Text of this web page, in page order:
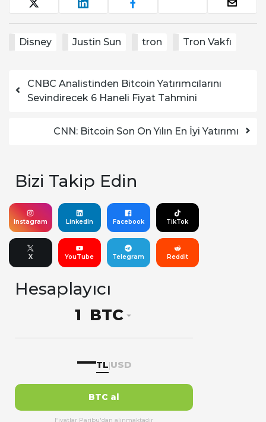
Disney Justin Sun tron Tron Vakfı
Yazı dolaşımı
CNBC Analistinden Bitcoin Yatırımcılarını
Sevindirecek 6 Haneli Fiyat Tahmini
CNN: Bitcoin Son On Yılın En İyi Yatırımı
Bizi Takip Edin
Instagram LinkedIn Facebook TikTok
X YouTube Telegram Reddit
Hesaplayıcı
BTC
—TL USD
BTC al
Fiyatlar Paribu'dan alınmaktadır